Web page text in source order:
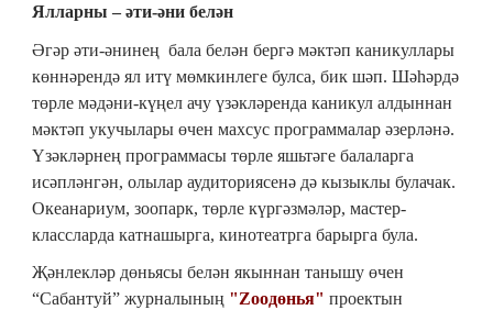
Ялларны – әти-әни белән
Әгәр әти-әнинең бала белән бергә мәктәп каникуллары
көннәрендә ял итү мөмкинлеге булса, бик шәп. Шәһәрдә
төрле мәдәни-күңел ачу үзәкләренда каникул алдыннан
мәктәп укучылары өчен махсус программалар әзерләнә.
Үзәкләрнең программасы төрле яшьтәге балаларга
исәпләнгән, олылар аудиториясенә дә кызыклы булачак.
Океанариум, зоопарк, төрле күргәзмәләр, мастер-
классларда катнашырга, кинотеатрга барырга була.
Җәнлекләр дөньясы белән якыннан танышу өчен
“Сабантуй” журналының "Zooдөнья" проектын